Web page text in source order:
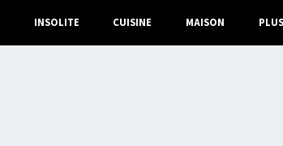
INSOLITE CUISINE MAISON PLUS